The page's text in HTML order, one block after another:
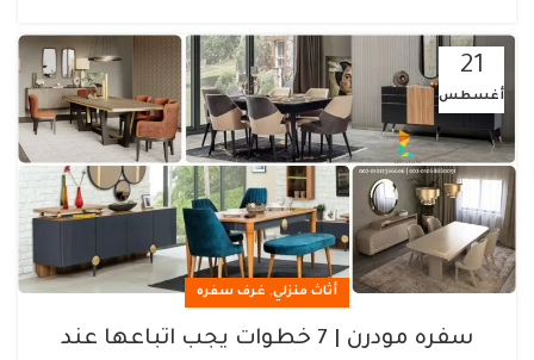
21
أغسطس
أثاث منزلي, غرف سفره
سفره مودرن | 7 خطوات يجب اتباعها عند